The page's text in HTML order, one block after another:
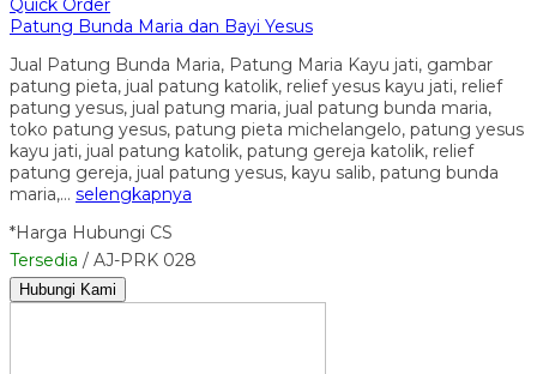
Patung Bunda Maria dan Bayi Yesus
Jual Patung Bunda Maria, Patung Maria Kayu jati, gambar
patung pieta, jual patung katolik, relief yesus kayu jati, relief
patung yesus, jual patung maria, jual patung bunda maria,
toko patung yesus, patung pieta michelangelo, patung yesus
kayu jati, jual patung katolik, patung gereja katolik, relief
patung gereja, jual patung yesus, kayu salib, patung bunda
maria,… selengkapnya
*Harga Hubungi CS
Tersedia / AJ-PRK 028
Hubungi Kami